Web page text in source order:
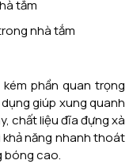
nhà tắm
phần quan trọng
giúp xung quanh
chất liệu đĩa đựng xà
năng nhanh thoát
bóng cao.